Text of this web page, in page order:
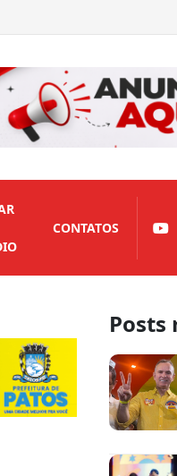
gols
CONTATOS
Posts